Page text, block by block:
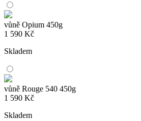
vůně Opium 450g
1 590 Kč
Skladem
vůně Rouge 540 450g
1 590 Kč
Skladem